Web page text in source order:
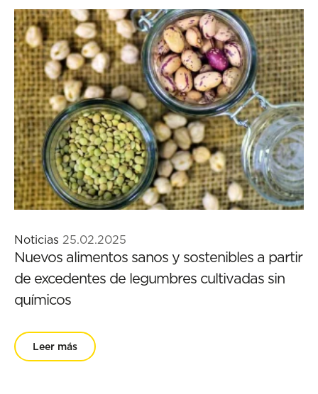
Noticias 25.02.2025
Nuevos alimentos sanos y sostenibles a partir
de excedentes de legumbres cultivadas sin
químicos
Leer más